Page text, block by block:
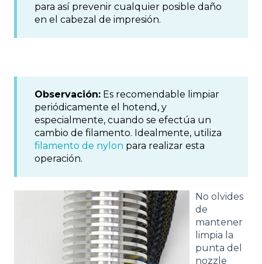
para así prevenir cualquier posible daño
en el cabezal de impresión.
Observación: Es recomendable limpiar
periódicamente el hotend, y
especialmente, cuando se efectúa un
cambio de filamento. Idealmente, utiliza
filamento de nylon para realizar esta
operación.
No olvides
de
mantener
limpia la
punta del
nozzle